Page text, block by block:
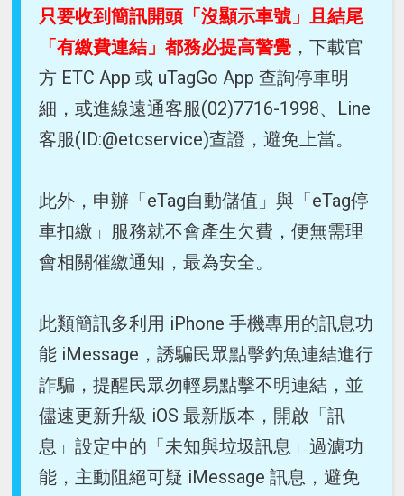
只要收到簡訊開頭「沒顯示車號」且結尾
「有繳費連結」都務必提高警覺 ，下載官
方 ETC App 或 uTagGo App 查詢停車明
細，或進線遠通客服(02)7716-1998、Line
客服(ID:@etcservice)查證，避免上當。
此外，申辦「eTag自動儲值」與「eTag停
車扣繳」服務就不會產生欠費，便無需理
會相關催繳通知，最為安全。
此類簡訊多利用 iPhone 手機專用的訊息功
能 iMessage，誘騙民眾點擊釣魚連結進行
詐騙，提醒民眾勿輕易點擊不明連結，並
儘速更新升級 iOS 最新版本，開啟「訊
息」設定中的「未知與垃圾訊息」過濾功
能，主動阻絕可疑 iMessage 訊息，避免